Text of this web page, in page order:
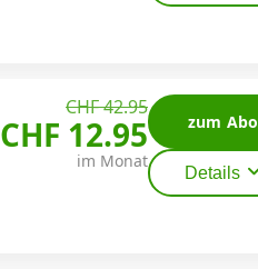
CHF 42.95
CHF 12.95
im Monat
zum Abo
Details